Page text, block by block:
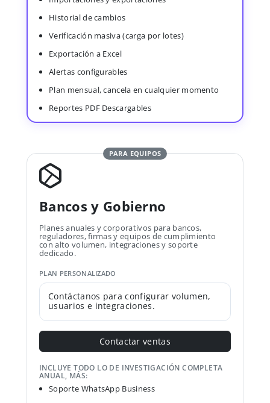
Historial de cambios
Verificación masiva (carga por lotes)
Exportación a Excel
Alertas configurables
Plan mensual, cancela en cualquier momento
Reportes PDF Descargables
PARA EQUIPOS
Bancos y Gobierno
Planes anuales y corporativos para bancos,
reguladores, firmas y equipos de cumplimiento
con alto volumen, integraciones y soporte
dedicado.
PLAN PERSONALIZADO
Contáctanos para configurar volumen,
usuarios e integraciones.
Contactar ventas
INCLUYE TODO LO DE INVESTIGACIÓN COMPLETA
ANUAL, MÁS:
Soporte WhatsApp Business